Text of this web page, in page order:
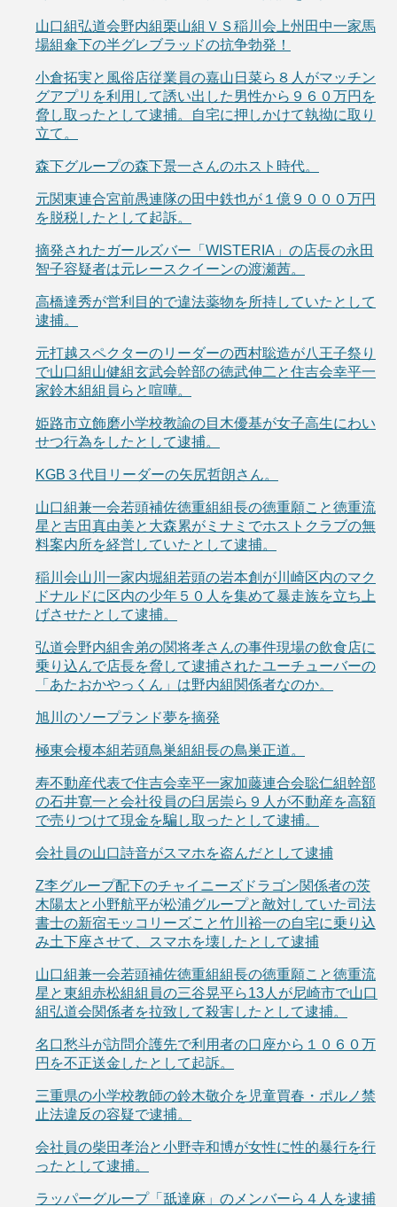
山口組弘道会野内組栗山組ＶＳ稲川会上州田中一家馬
場組傘下の半グレブラッドの抗争勃発！
小倉拓実と風俗店従業員の嘉山日菜ら８人がマッチン
グアプリを利用して誘い出した男性から９６０万円を
脅し取ったとして逮捕。自宅に押しかけて執拗に取り
立て。
森下グループの森下景一さんのホスト時代。
元関東連合宮前愚連隊の田中鉄也が１億９０００万円
を脱税したとして起訴。
摘発されたガールズバー「WISTERIA」の店長の永田
智子容疑者は元レースクイーンの渡瀬茜。
高橋達秀が営利目的で違法薬物を所持していたとして
逮捕。
元打越スペクターのリーダーの西村聡造が八王子祭り
で山口組山健組玄武会幹部の徳武伸二と住吉会幸平一
家鈴木組組員らと喧嘩。
姫路市立飾磨小学校教諭の目木優基が女子高生にわい
せつ行為をしたとして逮捕。
KGB３代目リーダーの矢尻哲朗さん。
山口組兼一会若頭補佐徳重組組長の徳重願こと徳重流
星と吉田真由美と大森累がミナミでホストクラブの無
料案内所を経営していたとして逮捕。
稲川会山川一家内堀組若頭の岩本創が川崎区内のマク
ドナルドに区内の少年５０人を集めて暴走族を立ち上
げさせたとして逮捕。
弘道会野内組舎弟の関将孝さんの事件現場の飲食店に
乗り込んで店長を脅して逮捕されたユーチューバーの
「あたおかやっくん」は野内組関係者なのか。
旭川のソープランド夢を摘発
極東会榎本組若頭鳥巣組組長の鳥巣正道。
寿不動産代表で住吉会幸平一家加藤連合会聡仁組幹部
の石井寛一と会社役員の臼居崇ら９人が不動産を高額
で売りつけて現金を騙し取ったとして逮捕。
会社員の山口詩音がスマホを盗んだとして逮捕
Z李グループ配下のチャイニーズドラゴン関係者の茨
木陽太と小野航平が松浦グループと敵対していた司法
書士の新宿モッコリーズこと竹川裕一の自宅に乗り込
み土下座させて、スマホを壊したとして逮捕
山口組兼一会若頭補佐徳重組組長の徳重願こと徳重流
星と東組赤松組組員の三谷晃平ら13人が尼崎市で山口
組弘道会関係者を拉致して殺害したとして逮捕。
名口愁斗が訪問介護先で利用者の口座から１０６０万
円を不正送金したとして起訴。
三重県の小学校教師の鈴木敬介を児童買春・ポルノ禁
止法違反の容疑で逮捕。
会社員の柴田孝治と小野寺和博が女性に性的暴行を行
ったとして逮捕。
ラッパーグループ「舐達麻」のメンバーら４人を逮捕